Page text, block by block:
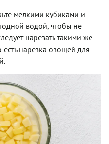
мелкими кубиками и
водой, чтобы не
нарезать такими же
есть нарезка овощей для